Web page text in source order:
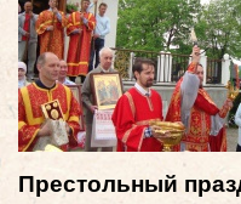
Престольный